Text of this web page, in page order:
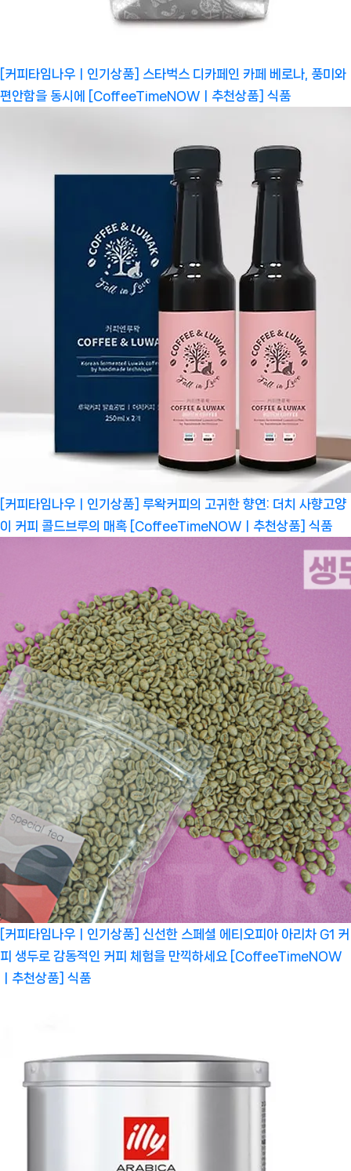
[커피타임나우ㅣ인기상품] 스타벅스 디카페인 카페 베로나, 풍미와
편안함을 동시에 [CoffeeTimeNOWㅣ추천상품] 식품
[커피타임나우ㅣ인기상품] 루왁커피의 고귀한 향연: 더치 사향고양
이 커피 콜드브루의 매혹 [CoffeeTimeNOWㅣ추천상품] 식품
[커피타임나우ㅣ인기상품] 신선한 스페셜 에티오피아 아리차 G1 커
피 생두로 감동적인 커피 체험을 만끽하세요 [CoffeeTimeNOW
ㅣ추천상품] 식품